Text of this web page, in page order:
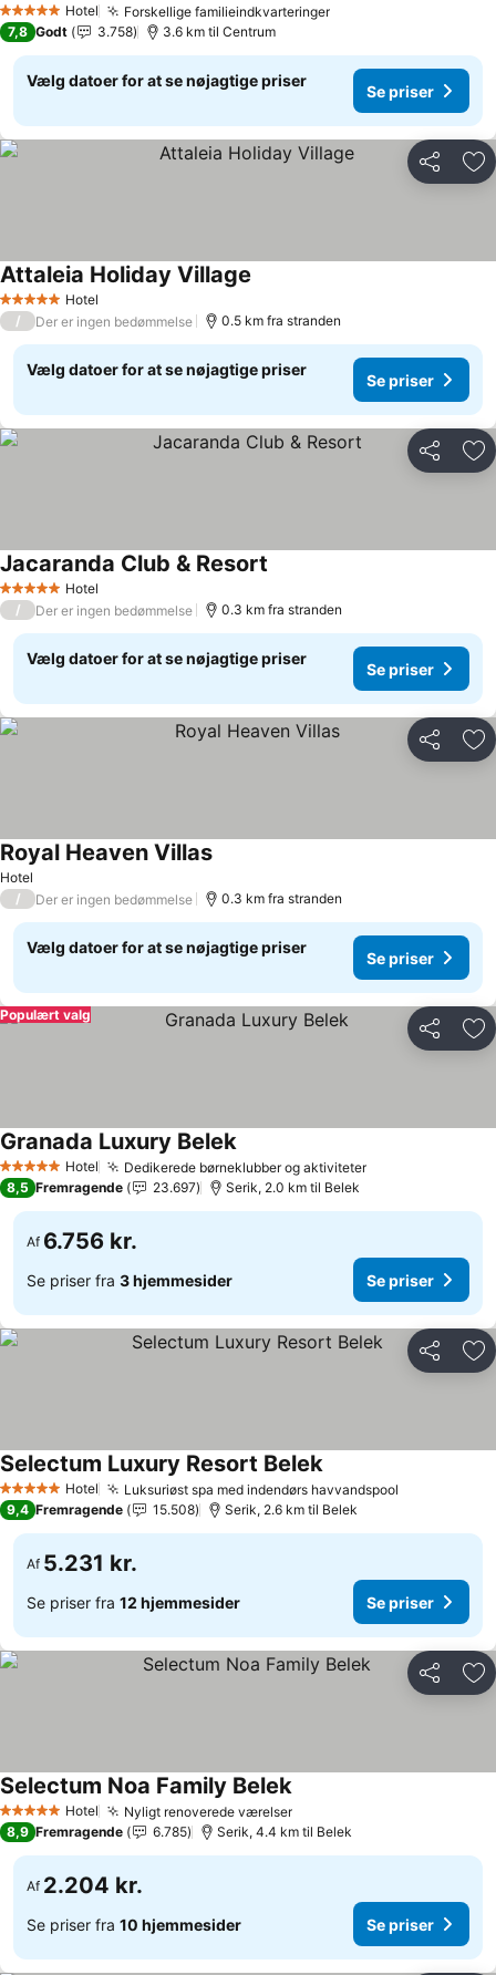
5 Stjerner Hotel Forskellige familieindkvarteringer
7,8 Godt 3.758 3.6 km til Centrum
Vælg datoer for at se nøjagtige priser
Se priser
Del
5 Stjerner Hotel
Attaleia Holiday Village
/ Der er ingen bedømmelse 0.5 km fra stranden
Vælg datoer for at se nøjagtige priser
Se priser
Del
5 Stjerner Hotel
Jacaranda Club & Resort
/ Der er ingen bedømmelse 0.3 km fra stranden
Vælg datoer for at se nøjagtige priser
Se priser
Del
Hotel
Royal Heaven Villas
/ Der er ingen bedømmelse 0.3 km fra stranden
Vælg datoer for at se nøjagtige priser
Se priser
Del
Populært valg
5 Stjerner Hotel Dedikerede børneklubber og aktiviteter
Granada Luxury Belek
8,5 Fremragende 23.697 Serik, 2.0 km til Belek
Af 6.756 kr.
Se priser fra 3 hjemmesider Se priser
Del
5 Stjerner Hotel Luksuriøst spa med indendørs havvandspool
Selectum Luxury Resort Belek
9,4 Fremragende 15.508 Serik, 2.6 km til Belek
Af 5.231 kr.
Se priser fra 12 hjemmesider Se priser
Del
5 Stjerner Hotel Nyligt renoverede værelser
Selectum Noa Family Belek
8,9 Fremragende 6.785 Serik, 4.4 km til Belek
Af 2.204 kr.
Se priser fra 10 hjemmesider Se priser